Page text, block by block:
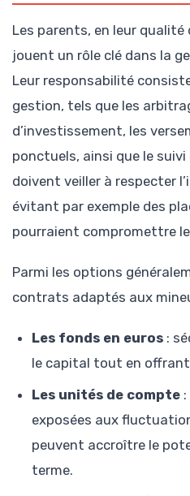
Les parents, en leur
jouent un rôle clé dans la
Leur responsabilité
gestion, tels que les
d’investissement, les
ponctuels, ainsi que le
doivent veiller à respecter
évitant par exemple des
pourraient compromettre
Parmi les options
contrats adaptés aux
Les fonds en euros :
le capital tout en
Les unités de compte
exposées aux
peuvent accroître le
terme.